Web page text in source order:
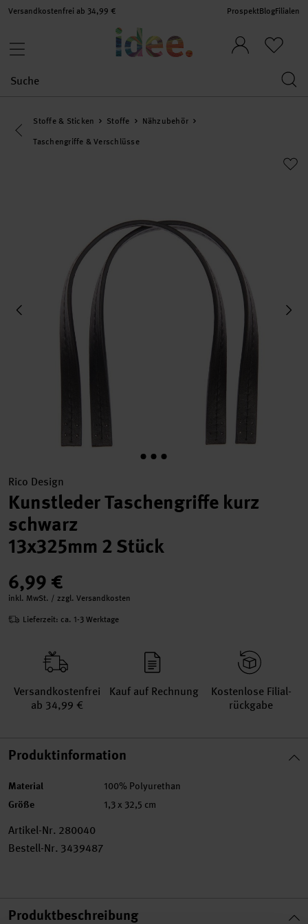
Versandkostenfrei ab 34,99 € ProspektBlogFilialen
Eine Kategorie zurück navigieren
Stoffe & Sticken Stoffe
Nähzubehör
Taschengriffe & Verschlüsse
Rico Design
Kunstleder Taschengriffe kurz
schwarz
13x325mm 2 Stück
6,99 €
inkl. MwSt. / zzgl. Versandkosten
Lieferzeit: ca. 1-3 Werktage
Versand­kosten­frei
ab 34,99 €
Kauf auf Rechnung
Kosten­lose Filial­
rückgabe
Produktinformation
Material 100% Polyurethan
Größe 1,3 x 32,5 cm
Artikel-Nr. 280040
Bestell-Nr. 3439487
Produktbeschreibung